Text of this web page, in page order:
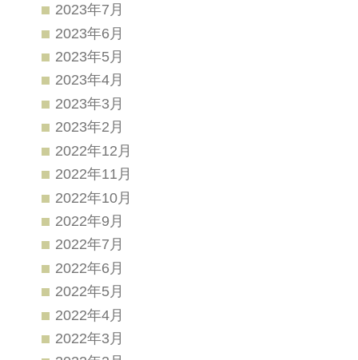
2023年7月
2023年6月
2023年5月
2023年4月
2023年3月
2023年2月
2022年12月
2022年11月
2022年10月
2022年9月
2022年7月
2022年6月
2022年5月
2022年4月
2022年3月